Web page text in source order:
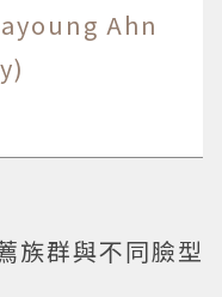
Ahn
族群與不同臉型